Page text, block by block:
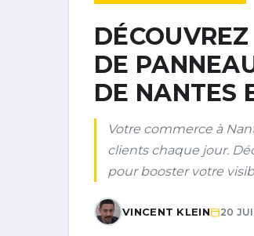
DE
DE NANTES
Votre commerce à
clients chaque jour.
pour booster votre
VINCENT KLEIN 20